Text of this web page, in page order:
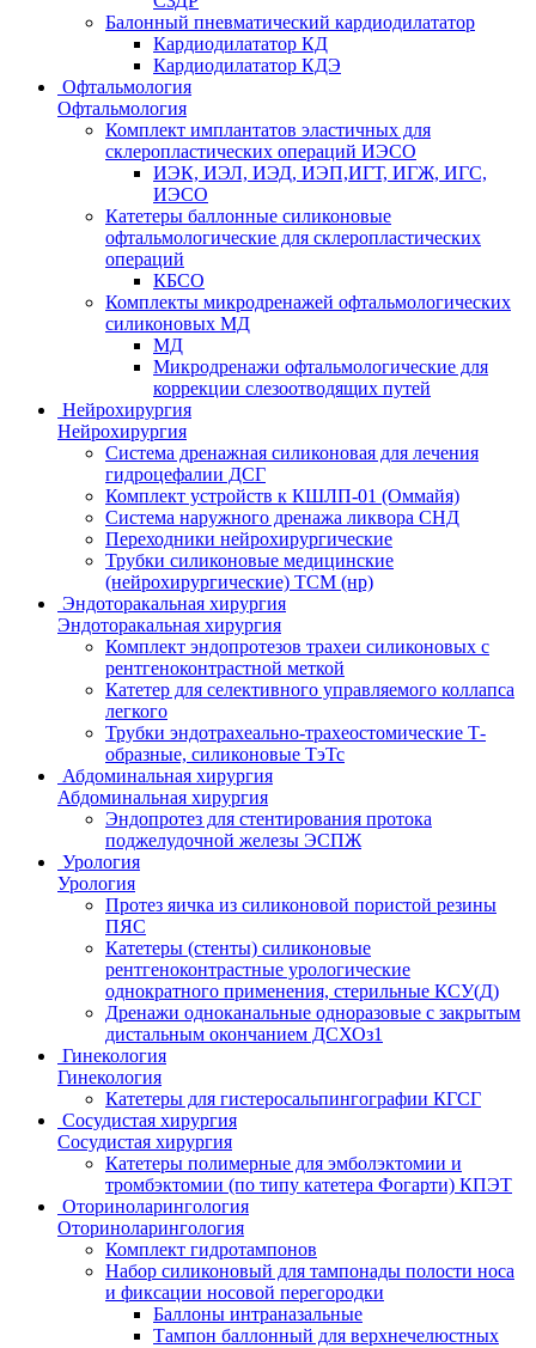
Балонный пневматический кардиодилататор
Кардиодилататор КД
Кардиодилататор КДЭ
Офтальмология
Офтальмология
Комплект имплантатов эластичных для
склеропластических операций ИЭСО
ИЭК, ИЭЛ, ИЭД, ИЭП,ИГТ, ИГЖ, ИГС,
ИЭСО
Катетеры баллонные силиконовые
офтальмологические для склеропластических
операций
КБСО
Комплекты микродренажей офтальмологических
силиконовых МД
МД
Микродренажи офтальмологические для
коррекции слезоотводящих путей
Нейрохирургия
Нейрохирургия
Система дренажная силиконовая для лечения
гидроцефалии ДСГ
Комплект устройств к КШЛП-01 (Оммайя)
Система наружного дренажа ликвора СНД
Переходники нейрохирургические
Трубки силиконовые медицинские
(нейрохирургические) ТСМ (нр)
Эндоторакальная хирургия
Эндоторакальная хирургия
Комплект эндопротезов трахеи силиконовых с
рентгеноконтрастной меткой
Катетер для селективного управляемого коллапса
легкого
Трубки эндотрахеально-трахеостомические Т-
образные, силиконовые ТэТс
Абдоминальная хирургия
Абдоминальная хирургия
Эндопротез для стентирования протока
поджелудочной железы ЭСПЖ
Урология
Урология
Протез яичка из силиконовой пористой резины
ПЯС
Катетеры (стенты) силиконовые
рентгеноконтрастные урологические
однократного применения, стерильные КСУ(Д)
Дренажи одноканальные одноразовые с закрытым
дистальным окончанием ДСХОз1
Гинекология
Гинекология
Катетеры для гистеросальпингографии КГСГ
Сосудистая хирургия
Сосудистая хирургия
Катетеры полимерные для эмболэктомии и
тромбэктомии (по типу катетера Фогарти) КПЭТ
Оториноларингология
Оториноларингология
Комплект гидротампонов
Набор силиконовый для тампонады полости носа
и фиксации носовой перегородки
Баллоны интраназальные
Тампон баллонный для верхнечелюстных